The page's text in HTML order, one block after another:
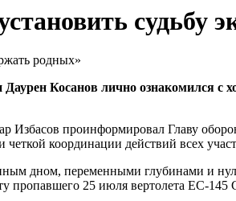
судьбу
Косанов лично ознакомился с
проинформировал Главу
координации действий всех
дном, переменными глубинами и
пропавшего 25 июля вертолета EC-